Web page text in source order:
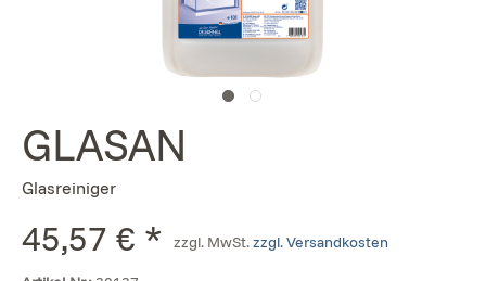
GLASAN
Glasreiniger
45,57 € * zzgl. MwSt.zzgl. Versandkosten